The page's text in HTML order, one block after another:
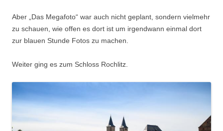
Aber „Das Megafoto“ war auch nicht geplant, sondern vielmehr
zu schauen, wie offen es dort ist um irgendwann einmal dort
zur blauen Stunde Fotos zu machen.
Weiter ging es zum Schloss Rochlitz.